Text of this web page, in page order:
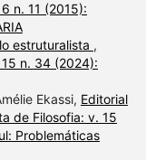
n. 11 (2015):
estruturalista ,
n. 34 (2024):
Ekassi, Editorial
de Filosofia: v. 15
Problemáticas